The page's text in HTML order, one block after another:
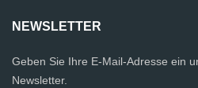
NEWSLETTER
Geben Sie Ihre E-Mail-Adresse ein
Newsletter.